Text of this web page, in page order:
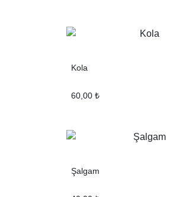
Kola
60,00 ₺
Şalgam